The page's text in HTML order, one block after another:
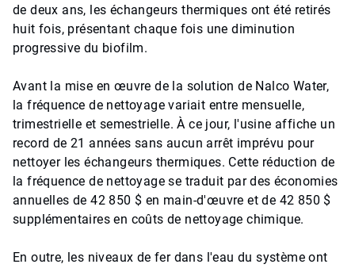
de deux ans, les échangeurs thermiques ont été retirés
huit fois, présentant chaque fois une diminution
progressive du biofilm.
Avant la mise en œuvre de la solution de Nalco Water,
la fréquence de nettoyage variait entre mensuelle,
trimestrielle et semestrielle. À ce jour, l'usine affiche un
record de 21 années sans aucun arrêt imprévu pour
nettoyer les échangeurs thermiques. Cette réduction de
la fréquence de nettoyage se traduit par des économies
annuelles de 42 850 $ en main-d'œuvre et de 42 850 $
supplémentaires en coûts de nettoyage chimique.
En outre, les niveaux de fer dans l'eau du système ont